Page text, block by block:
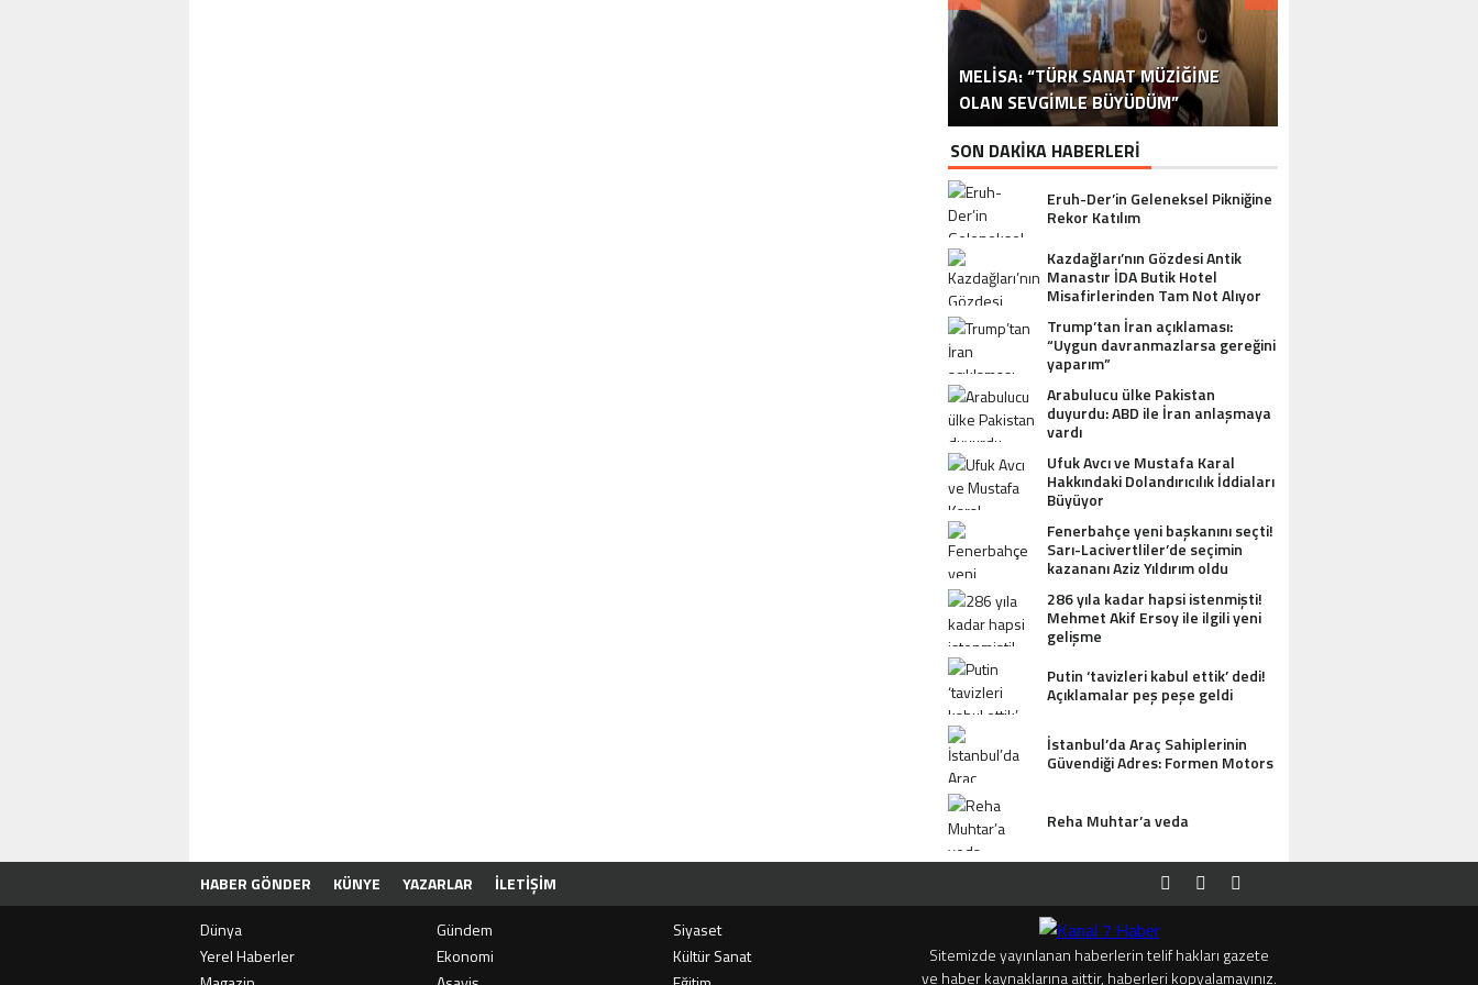
MELISA: “TÜRK SANAT MÜZIĞINE
OLAN SEVGIMLE BÜYÜDÜM”
İSPANYA SAĞLIK TURIZMINDE 2026
HEDEFLERINI BÜYÜTÜYOR
DR. ALI YÜKSELOĞLU, TÜRKIYE’NIN
2026 SAĞLIK TURIZMI VIZYONUNU
AÇIKLADI
“YAPIMCI MUSTAFA USLU HAKKINDA
SUÇ DUYURUSU”
USTA YÖNETMEN MURAT UYGUR’DAN
ULUSLARARASI AKSIYON FILMI
ÜNLÜ YAPIMCI MUSTAFA USLU VE EŞI
HAKKINDA UYUŞTURUCU ŞIKÂYETI
İSTANBUL’DAN BINGÖL’E 3 MILYON
TL’LIK GÖNÜL KÖPRÜSÜ
TURIZM SEKTÖRÜNÜN DENEYIMLI
İSMI: FATIH ERSÜ
MUSTAFA USLU HAKKINDAKI
SORUŞTURMADA SESSIZLIK TEPKI
ÇEKIYOR
OYUNCU SINAN ÇALIŞKANOĞLU
KARAKOLLUK OLDU
SON DAKİKA HABERLERİ
Eruh-Der’in Geleneksel Pikniğine
Rekor Katılım
Kazdağları’nın Gözdesi Antik
Manastır İDA Butik Hotel
Misafirlerinden Tam Not Alıyor
Trump’tan İran açıklaması:
“Uygun davranmazlarsa gereğini
yaparım”
Arabulucu ülke Pakistan
duyurdu: ABD ile İran anlaşmaya
vardı
Ufuk Avcı ve Mustafa Karal
Hakkındaki Dolandırıcılık İddiaları
Büyüyor
Fenerbahçe yeni başkanını seçti!
Sarı-Lacivertliler’de seçimin
kazananı Aziz Yıldırım oldu
286 yıla kadar hapsi istenmişti!
Mehmet Akif Ersoy ile ilgili yeni
gelişme
Putin ‘tavizleri kabul ettik’ dedi!
Açıklamalar peş peşe geldi
İstanbul’da Araç Sahiplerinin
Güvendiği Adres: Formen Motors
Reha Muhtar’a veda
HABER GÖNDER KÜNYE YAZARLAR
İLETIŞIM
Dünya
Gündem
Siyaset
Yerel Haberler
Ekonomi
Kültür Sanat
Sitemizde yayınlanan haberlerin telif hakları gazete
ve haber kaynaklarına aittir, haberleri kopyalamayınız.